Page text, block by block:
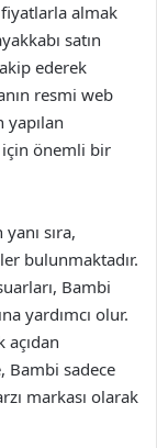
almak
satın
ederek
resmi web
yapılan
için önemli bir
sıra,
bulunmaktadır.
Bambi
yardımcı olur.
Bambi sadece
markası olarak